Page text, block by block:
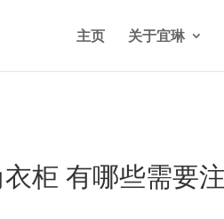
content/themes/Divi/
主页 关于宜琳
柜 有哪些需要